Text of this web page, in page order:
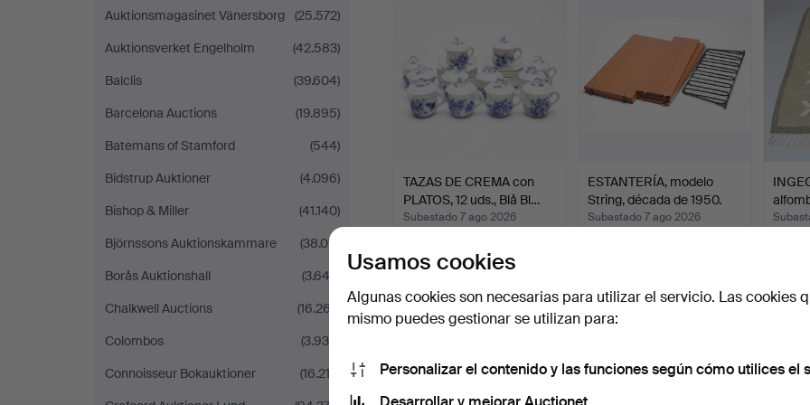
Auktionsmagasinet Vänersborg
(25.572)
Auktionsverket Engelholm
(42.583)
Balclis
(39.604)
Barcelona Auctions
(19.895)
Batemans of Stamford
(544)
Bidstrup Auktioner
(4.096)
Bishop & Miller
(41.140)
Björnssons Auktionskammare
(38.011)
Borås Auktionshall
(3.643)
Chalkwell Auctions
(16.267)
Colombos
(3.936)
Connoisseur Bokauktioner
(16.212)
TAZAS DE CREMA con
PLATOS, 12 uds., Blå Bl…
Subastado 7 ago 2026
243 USD
ESTANTERÍA, modelo
String, década de 1950.
Subastado 7 ago 2026
Usamos cookies
Algunas cookies son necesarias para utilizar el servicio. Las cookies
mismo puedes gestionar se utilizan para:
Personalizar el contenido y las funciones según cómo utilices el